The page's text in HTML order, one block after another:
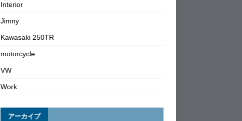
Interior
Jimny
Kawasaki 250TR
motorcycle
VW
Work
アーカイブ